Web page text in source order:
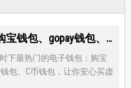
5个最方便的游戏冲值：购宝钱包、gopay钱包、K豆钱包、NO钱包、C币钱包
下最热门的电子钱包：购宝
包、C币钱包，让你安心买虚